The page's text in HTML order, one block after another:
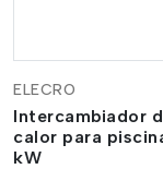
ELECRO
Intercambiador
calor para
kW